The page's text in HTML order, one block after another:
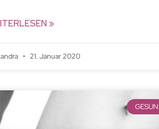
»
21. Januar 2020